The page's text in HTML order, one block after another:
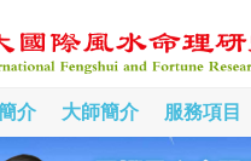
介 大師簡介 服務項目